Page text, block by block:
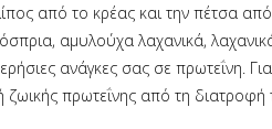
από το κρέας και την πέτσα
αμυλούχα λαχανικά,
ανάγκες σας σε πρωτεΐνη.
ζωικής πρωτεΐνης από τη διατροφή